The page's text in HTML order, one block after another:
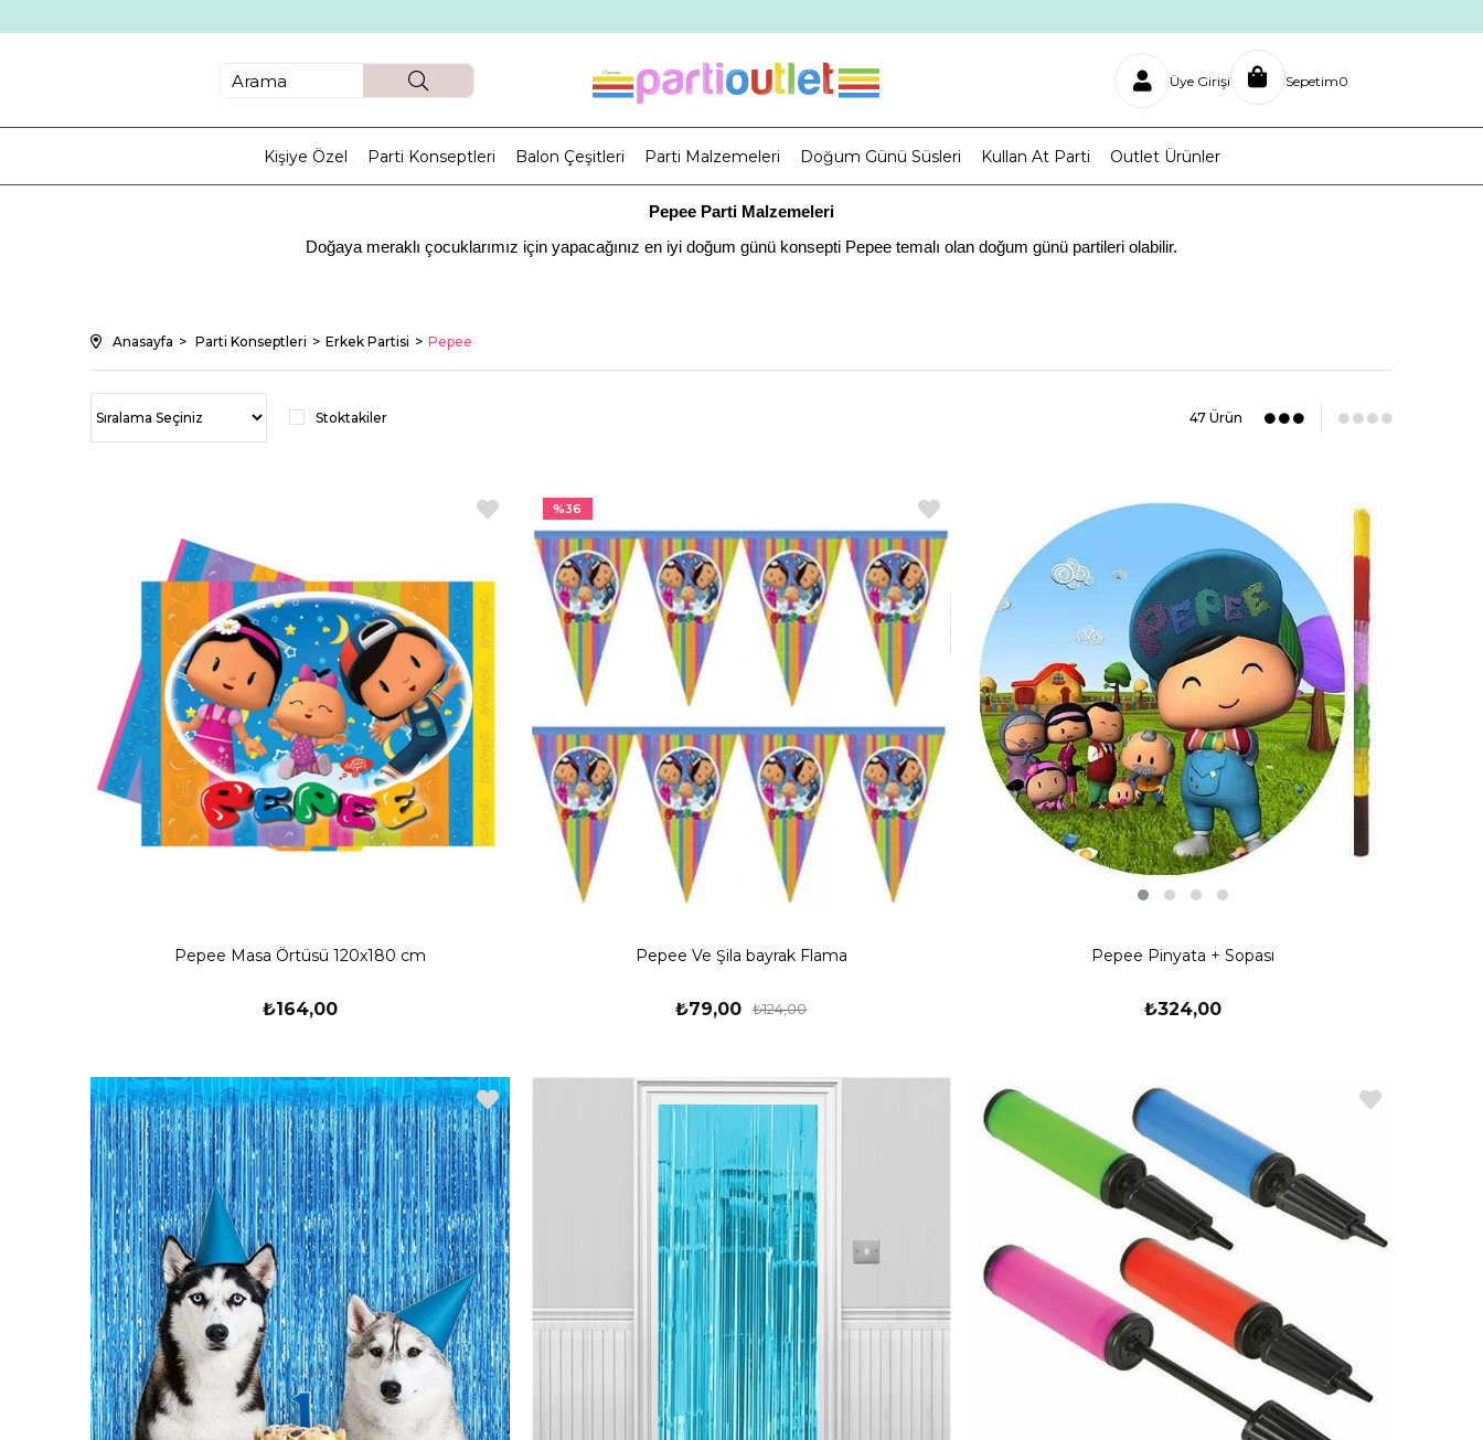
Üye Girişi Sepetim0
Kişiye Özel Parti Konseptleri Balon Çeşitleri Parti Malzemeleri Doğum Günü Süsleri Kullan At Parti Outlet Ürünler
Pepee Parti Malzemeleri
Doğaya meraklı çocuklarımız için yapacağınız en iyi doğum günü konsepti Pepee temalı olan doğum günü partileri olabilir.
Bu sefer ise çocuklarımızın neşeyle izlediği o çizgi dizide bulunan kahramanı inceleyeceğiz. Pepee bir çizgi dizi karakteri olup çocuklarımıza sorunlarla başa çıkmanın ne demek olduğunu öğretir. Pepee aynı
zamanda ailesi ve arkadaşlarıyla bir çok eğlenceli anlat yaşarlar. Pepe’nin arkadaşı olan Şuşu ve Şila ile hep bir oyun oynama zamanı içerisindedir. Aynı zamanda kardeşi pepee ile de çocuklarımıza kardeş
sevgisini paylaşmayı öğretir. Gelelim partimizi düzenlemeye. Partimizde bulunan Pepee 24 kişilik parti seti, Pepee 16 kişilik parti seti, Pepee 8 kişilik parti seti ile beraber Pepee doğum günü konsepti
Anasayfa Parti Konseptleri Erkek Partisi Pepee
Stoktakiler 47 Ürün
Pepee Masa Örtüsü 120x180 cm
₺164,00
Pepee Ve Şila bayrak Flama
₺79,00 ₺124,00
%36
Pepee Pinyata + Sopası
₺324,00